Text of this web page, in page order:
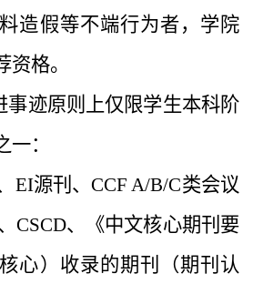
造假等不端行为者，学院
格。
事迹原则上仅限学生本科阶
：
EI源刊、CCF A/B/C类会议
CSCD、《中文核心期刊要
心）收录的期刊（期刊认